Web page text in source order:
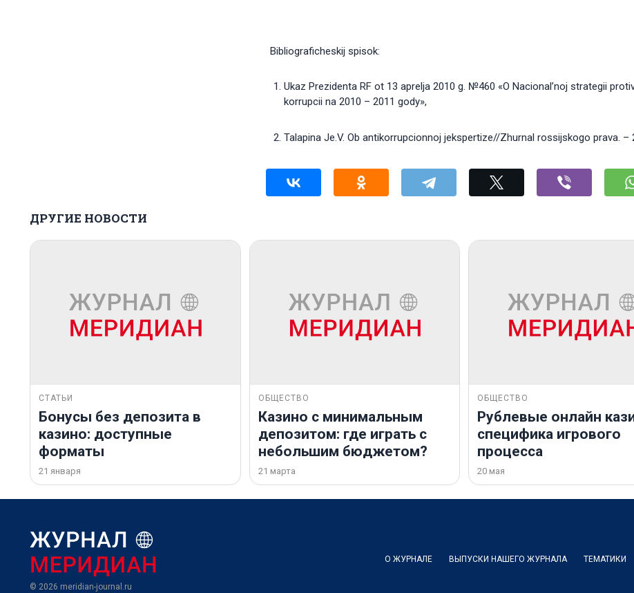
Bibliograficheskij spisok:
Ukaz Prezidenta RF ot 13 aprelja 2010 g. №460 «O Nacional’noj strategii
korrupcii na 2010 – 2011 gody»,
Talapina Je.V. Ob antikorrupcionnoj jekspertize//Zhurnal rossijskogo prava.
ДРУГИЕ НОВОСТИ
СТАТЬИ
Бонусы без депозита в
казино: доступные
форматы
21 января
ОБЩЕСТВО
Казино с минимальным
депозитом: где играть с
небольшим бюджетом?
21 марта
ОБЩЕСТВО
Рублевые онлайн
специфика игрового
процесса
20 мая
© 2026 meridian-journal.ru
О ЖУРНАЛЕ ВЫПУСКИ НАШЕГО ЖУРНАЛА ТЕМАТИКИ